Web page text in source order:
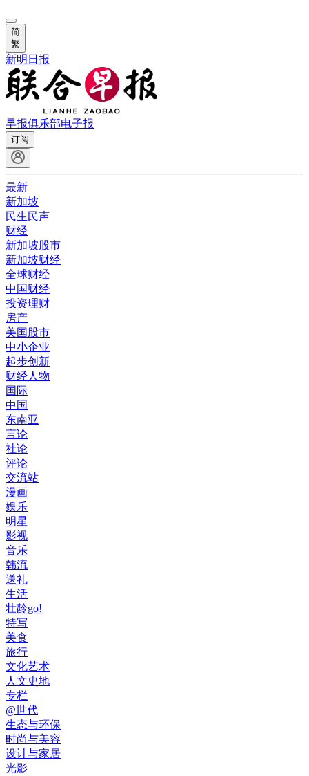
简
繁
新明日报
早报俱乐部电子报
订阅
最新
新加坡
民生民声
财经
新加坡股市
新加坡财经
全球财经
中国财经
投资理财
房产
美国股市
中小企业
起步创新
财经人物
国际
中国
东南亚
言论
社论
评论
交流站
漫画
娱乐
明星
影视
音乐
韩流
送礼
生活
壮龄go!
特写
美食
旅行
文化艺术
人文史地
专栏
@世代
生态与环保
时尚与美容
设计与家居
光影